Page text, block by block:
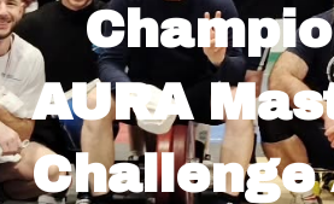
AURA
Challenge